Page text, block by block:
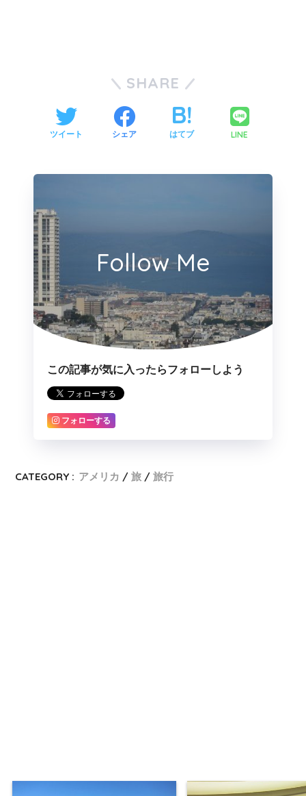
SHARE
ツイート シェア はてブ LINE
Follow Me
この記事が気に入ったらフォローしよう
フォローする
CATEGORY : アメリカ 旅 旅行